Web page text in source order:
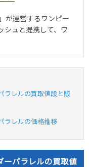
が運営するワンピー
シュと提携して、ワ
ラレルの買取値段と販
ラレルの価格推移
ーパラレルの買取値